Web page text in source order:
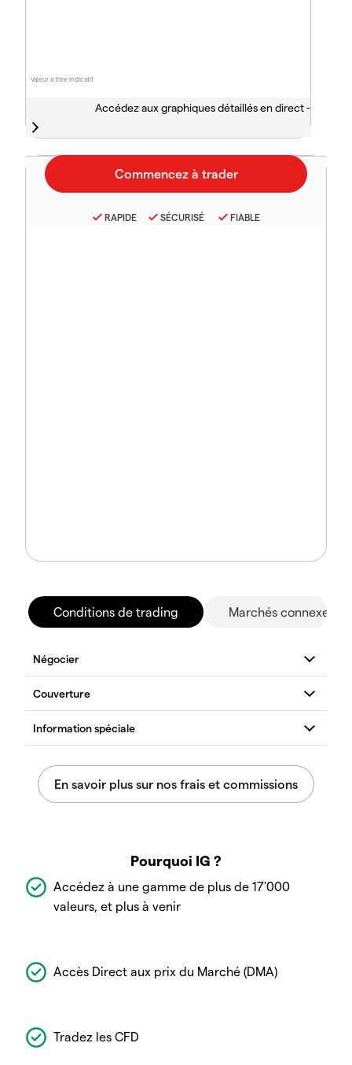
Valeur à titre indicatif
Accédez aux graphiques détaillés en direct -
RAPIDE SÉCURISÉ FIABLE
Conditions de trading Marchés connexes
Pourquoi IG ?
Accédez à une gamme de plus de 17'000
valeurs, et plus à venir
Accès Direct aux prix du Marché (DMA)
Tradez les CFD